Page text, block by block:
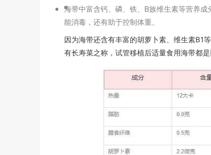
海带中富含钙、磷、铁、B族维生素等营养
能消毒，还有助于控制体重。
因为海带还含有丰富的胡萝卜素、维生素B1
有长寿菜之称，试管移植后适量食用海带都是